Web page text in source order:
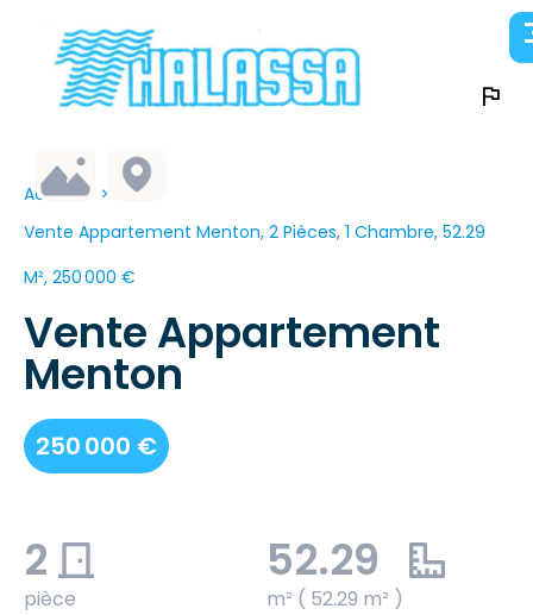
Accueil
Vente Appartement Menton, 2 Pièces, 1 Chambre, 52.29
M², 250 000 €
Vente Appartement
Menton
250 000 €
2
pièce
52.29
m² ( 52.29 m² )